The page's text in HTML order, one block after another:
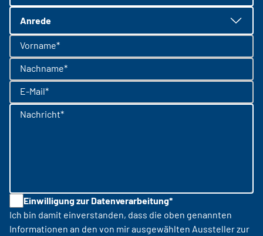
Anrede
Vorname*
Nachname*
E-Mail*
Nachricht*
Einwilligung zur Datenverarbeitung*
Ich bin damit einverstanden, dass die oben genannten
Informationen an den von mir ausgewählten Aussteller zur